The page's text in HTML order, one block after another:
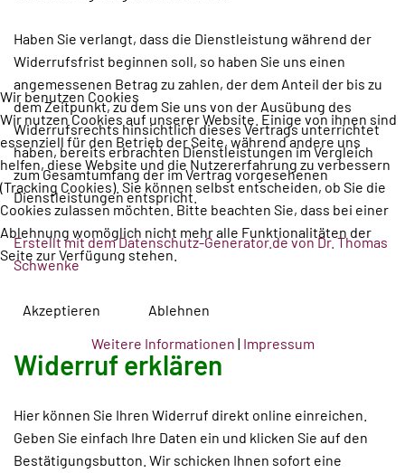
Haben Sie verlangt, dass die Dienstleistung während der
Widerrufsfrist beginnen soll, so haben Sie uns einen
angemessenen Betrag zu zahlen, der dem Anteil der bis zu
dem Zeitpunkt, zu dem Sie uns von der Ausübung des
Widerrufsrechts hinsichtlich dieses Vertrags unterrichtet
haben, bereits erbrachten Dienstleistungen im Vergleich
zum Gesamtumfang der im Vertrag vorgesehenen
Dienstleistungen entspricht.
Erstellt mit dem Datenschutz-Generator.de von Dr. Thomas
Schwenke
Widerruf erklären
Hier können Sie Ihren Widerruf direkt online einreichen.
Geben Sie einfach Ihre Daten ein und klicken Sie auf den
Bestätigungsbutton. Wir schicken Ihnen sofort eine
Wir benutzen Cookies
Wir nutzen Cookies auf unserer Website. Einige von ihnen sind
essenziell für den Betrieb der Seite, während andere uns
helfen, diese Website und die Nutzererfahrung zu verbessern
(Tracking Cookies). Sie können selbst entscheiden, ob Sie die
Cookies zulassen möchten. Bitte beachten Sie, dass bei einer
Ablehnung womöglich nicht mehr alle Funktionalitäten der
Seite zur Verfügung stehen.
Akzeptieren
Ablehnen
Weitere Informationen | Impressum